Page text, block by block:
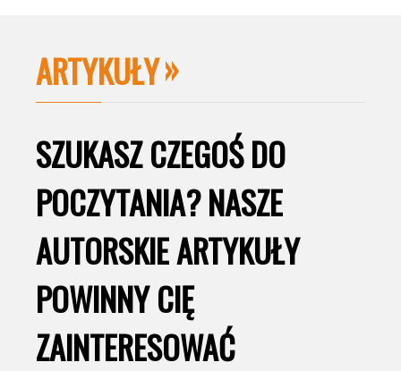
ARTYKUŁY
SZUKASZ CZEGOŚ DO
POCZYTANIA? NASZE
AUTORSKIE ARTYKUŁY
POWINNY CIĘ
ZAINTERESOWAĆ